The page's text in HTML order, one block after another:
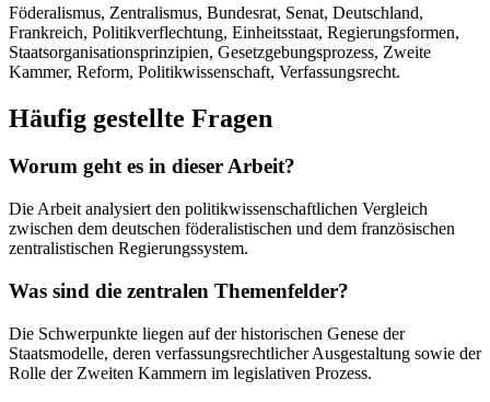
Föderalismus, Zentralismus, Bundesrat, Senat, Deutschland,
Frankreich, Politikverflechtung, Einheitsstaat, Regierungsformen,
Staatsorganisationsprinzipien, Gesetzgebungsprozess, Zweite
Kammer, Reform, Politikwissenschaft, Verfassungsrecht.
Häufig gestellte Fragen
Worum geht es in dieser Arbeit?
Die Arbeit analysiert den politikwissenschaftlichen Vergleich
zwischen dem deutschen föderalistischen und dem französischen
zentralistischen Regierungssystem.
Was sind die zentralen Themenfelder?
Die Schwerpunkte liegen auf der historischen Genese der
Staatsmodelle, deren verfassungsrechtlicher Ausgestaltung sowie der
Rolle der Zweiten Kammern im legislativen Prozess.